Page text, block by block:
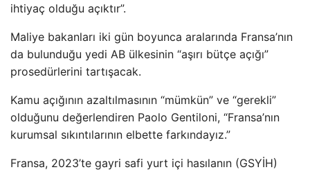
ihtiyaç olduğu açıktır”.
Maliye bakanları iki gün boyunca aralarında Fransa’nın
da bulunduğu yedi AB ülkesinin “aşırı bütçe açığı”
prosedürlerini tartışacak.
Kamu açığının azaltılmasının “mümkün” ve “gerekli”
olduğunu değerlendiren Paolo Gentiloni, “Fransa’nın
kurumsal sıkıntılarının elbette farkındayız.”
Fransa, 2023’te gayri safi yurt içi hasılanın (GSYİH)